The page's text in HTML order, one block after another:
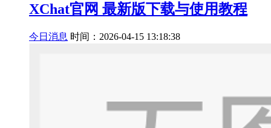
XChat官网 最新版下载与使用教程
今日消息 时间：2026-04-15 13:18:38